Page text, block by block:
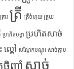
ត្រាវ ត្រី ត្រីចំហុយ ត្រួយ
ប្រហិតបង្គា ប្រហិតសាច់
ល្ពៅ សណ្តែកបណ្តុះ សាច់ក្តាម
ញ្ចាំ សាច់